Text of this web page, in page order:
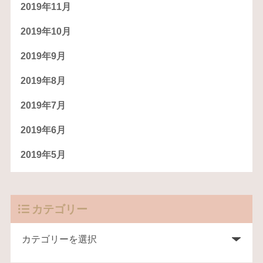
2019年11月
2019年10月
2019年9月
2019年8月
2019年7月
2019年6月
2019年5月
カテゴリー